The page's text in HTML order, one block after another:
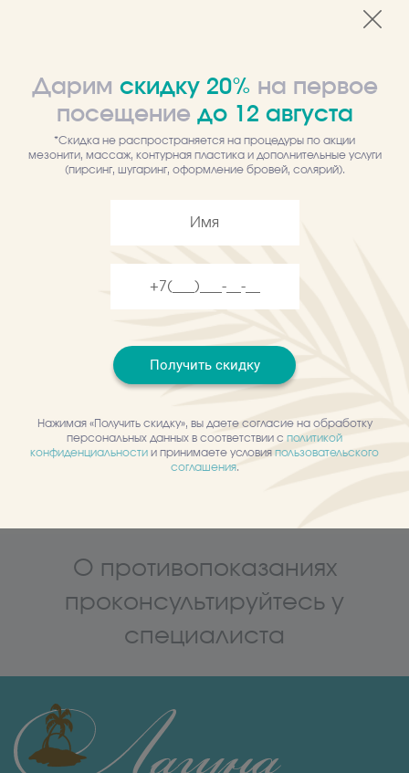
Самовывоз
Забрать товар можно в любом из
центров
Тонизирующий, востанавливающий крем
Специальный биоцевтический крем для улучшения тонуса,
эластичности, упругости кожи лица и шеи. Крем особенно
показан для пациентов с деформационным и смешанным
Преимущества:
Кожа станет более устойчивая, гладкая, равномерная и
О противопоказаниях
проконсультируйтесь у
специалиста
Дарим скидку 20% на первое
посещение до 12 августа
*Скидка не распространяется на процедуры по акции
мезонити, массаж, контурная пластика и дополнительные услуги
(пирсинг, шугаринг, оформление бровей, солярий).
Получить скидку
Нажимая «Получить скидку», вы даете согласие на обработку
персональных данных в соответствии с политикой
конфиденциальности и принимаете условия пользовательского
соглашения.